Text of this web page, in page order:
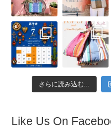
さらに読み込む...
Like Us On